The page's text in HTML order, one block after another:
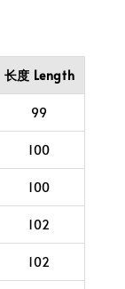
长度 Length
99
100
100
102
102